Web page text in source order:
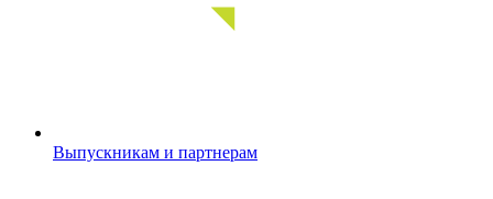
Выпускникам и партнерам